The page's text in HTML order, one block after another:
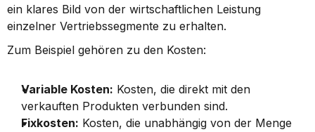
ein klares Bild von der wirtschaftlichen Leistung
einzelner Vertriebssegmente zu erhalten.
Zum Beispiel gehören zu den Kosten:
Variable Kosten: Kosten, die direkt mit den
verkauften Produkten verbunden sind.
Fixkosten: Kosten, die unabhängig von der Menge